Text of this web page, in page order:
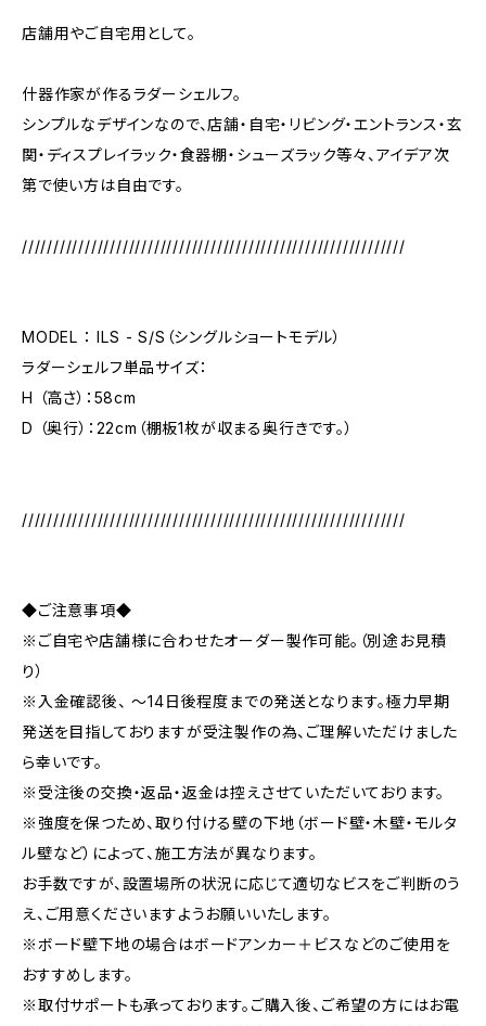
店舗用やご自宅用として。
什器作家が作るラダーシェルフ。
シンプルなデザインなので、店舗・自宅・リビング・エントランス・玄
関・ディスプレイラック・食器棚・シューズラック等々、アイデア次
第で使い方は自由です。
/////////////////////////////////////////////////////////////
MODEL ： ILS - S/S（シングルショートモデル）
ラダーシェルフ単品サイズ：
H （高さ）：58cm
D （奥行）：22cm（棚板1枚が収まる奥行きです。）
/////////////////////////////////////////////////////////////
◆ご注意事項◆
※ご自宅や店舗様に合わせたオーダー製作可能。（別途お見積
り）
※入金確認後、 ～14日後程度までの発送となります。極力早期
発送を目指しておりますが受注製作の為、ご理解いただけました
ら幸いです。
※受注後の交換・返品・返金は控えさせていただいております。
※強度を保つため、取り付ける壁の下地（ボード壁・木壁・モルタ
ル壁など）によって、施工方法が異なります。
お手数ですが、設置場所の状況に応じて適切なビスをご判断のう
え、ご用意くださいますようお願いいたします。
※ボード壁下地の場合はボードアンカー＋ビスなどのご使用を
おすすめします。
※取付サポートも承っております。ご購入後、ご希望の方にはお電